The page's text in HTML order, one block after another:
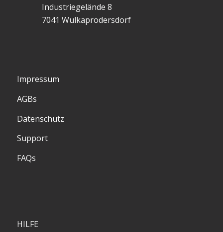
Industriegelände 8
7041 Wulkaprodersdorf
Impressum
AGBs
Datenschutz
Support
FAQs
HILFE